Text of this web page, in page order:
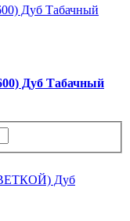
Дуб Табачный